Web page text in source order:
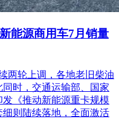
能源商用车7月销量
两轮上调，各地老旧柴油
时，交通运输部、国家
《推动新能源重卡规模
则陆续落地，全面激活